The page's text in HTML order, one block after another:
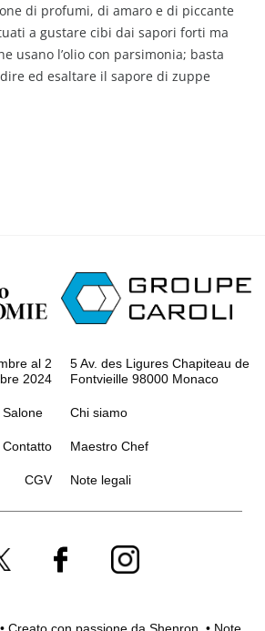
di profumi, di amaro e di piccante
a gustare cibi dai sapori forti ma
usano l’olio con parsimonia; basta
ed esaltare il sapore di zuppe
al 2
2024
5 Av. des Ligures Chapiteau de
Fontvieille 98000 Monaco
Salone
Contatto
Chi siamo
Maestro Chef
CGV Note legali